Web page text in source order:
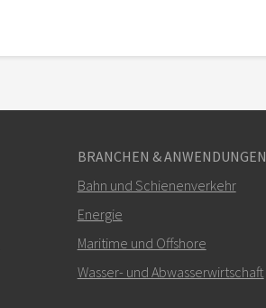
BRANCHEN & ANWENDUNGEN
Bahn und Schienenverkehr
Energie
Maritime und Offshore
Wasser- und Abwasserwirtschaft